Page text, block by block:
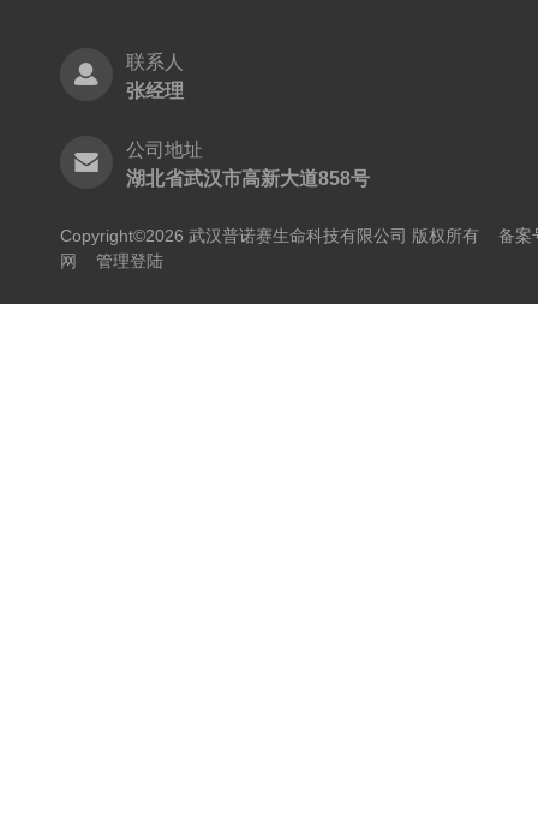
联系人
张经理
公司地址
湖北省武汉市高新大道858号
Copyright©2026 武汉普诺赛生命科技有限公司 版权所有 备案
网
管理登陆